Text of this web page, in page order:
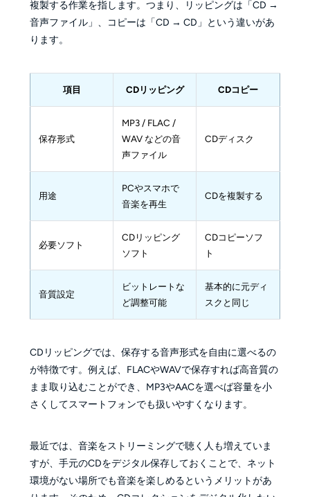
複製する作業を指します。つまり、リッピングは「CD →
音声ファイル」、コピーは「CD → CD」という違いがあ
ります。
項目 CDリッピング CDコピー
保存形式
MP3 / FLAC /
WAV などの音
声ファイル
CDディスク
用途
PCやスマホで
音楽を再生
CDを複製する
必要ソフト
CDリッピング
ソフト
CDコピーソフ
ト
音質設定
ビットレートな
ど調整可能
基本的に元ディ
スクと同じ
CDリッピングでは、保存する音声形式を自由に選べるの
が特徴です。例えば、FLACやWAVで保存すれば高音質の
まま取り込むことができ、MP3やAACを選べば容量を小
さくしてスマートフォンでも扱いやすくなります。
最近では、音楽をストリーミングで聴く人も増えていま
すが、手元のCDをデジタル保存しておくことで、ネット
環境がない場所でも音楽を楽しめるというメリットがあ